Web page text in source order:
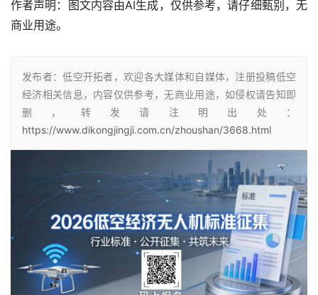
作者声明：图文内容由AI生成，仅供参考，请仔细甄别，无
商业用途。
发布者：低空开拓者，欢迎各大媒体和自媒体，注册投稿低空
经济相关信息，内容仅供参考，无商业用途，如侵权请告知即
删，转发请注明出处：
https://www.dikongjingji.com.cn/zhoushan/3668.html